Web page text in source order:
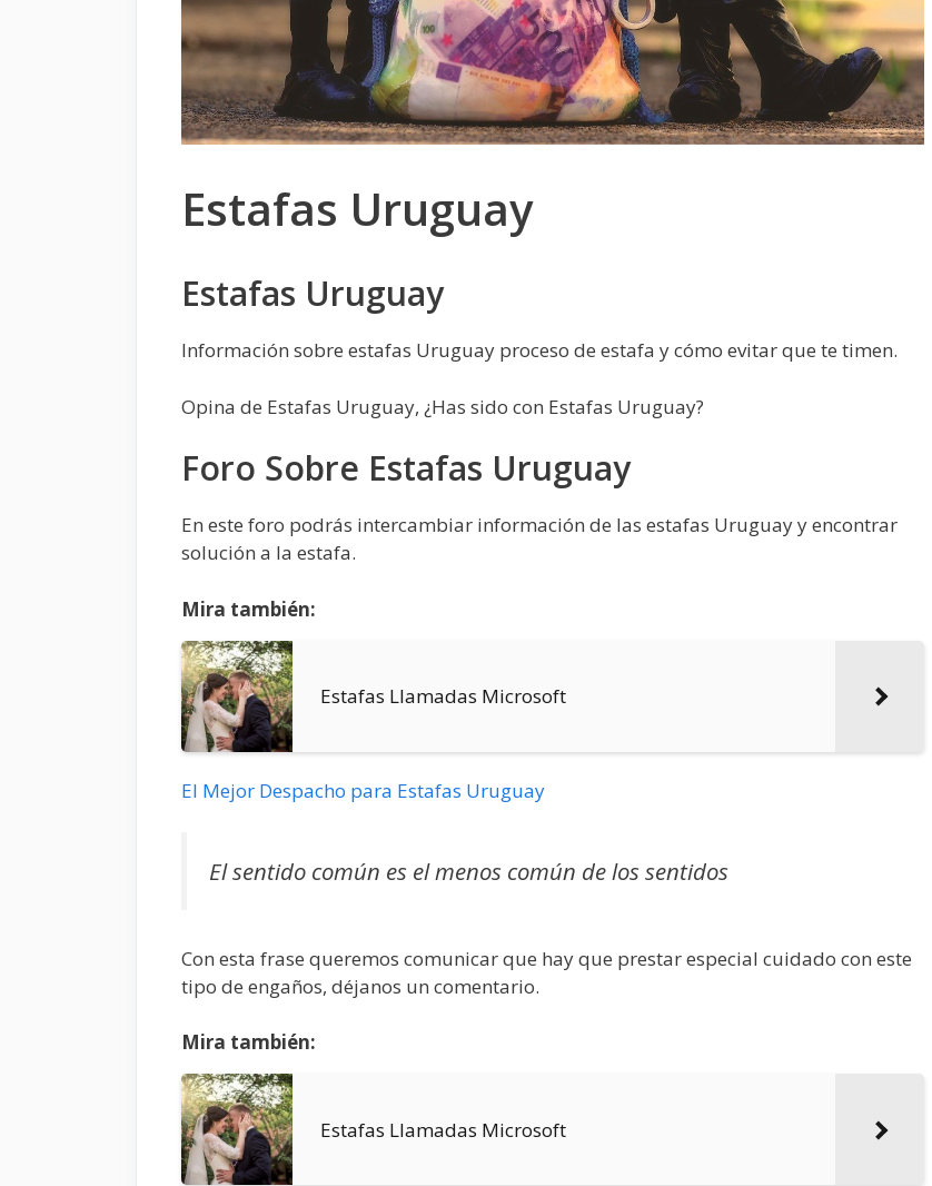
Estafas Uruguay
Estafas Uruguay
Información sobre estafas Uruguay proceso de estafa y cómo evitar que te timen.
Opina de Estafas Uruguay, ¿Has sido con Estafas Uruguay?
Foro Sobre Estafas Uruguay
En este foro podrás intercambiar información de las estafas Uruguay y encontrar
solución a la estafa.
Mira también:
Estafas Llamadas Microsoft
El Mejor Despacho para Estafas Uruguay
El sentido común es el menos común de los sentidos
Con esta frase queremos comunicar que hay que prestar especial cuidado con este
tipo de engaños, déjanos un comentario.
Mira también:
Estafas Llamadas Microsoft